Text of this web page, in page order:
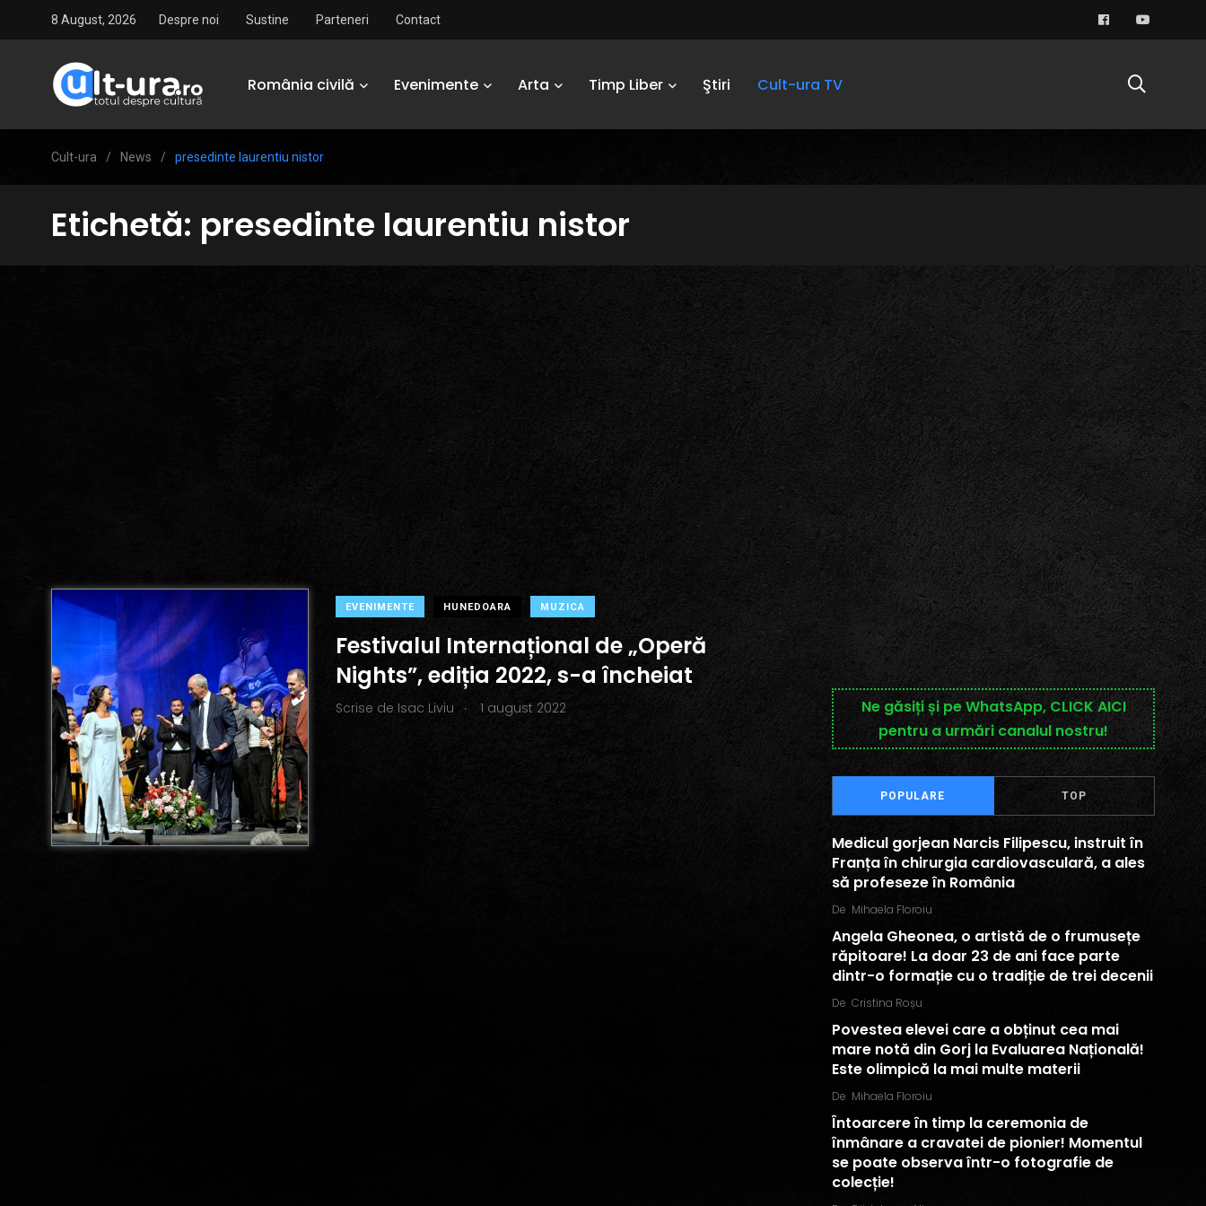
8 August, 2026 Despre noi Sustine Parteneri Contact
România civilă Evenimente Arta Timp Liber Ştiri Cult-ura TV
Cult-ura / News / presedinte laurentiu nistor
Etichetă: presedinte laurentiu nistor
EVENIMENTE HUNEDOARA MUZICA
Festivalul Internațional de „Operă
Nights”, ediția 2022, s-a încheiat
Scrise de Isac Liviu . 1 august 2022
Ne găsiți și pe WhatsApp, CLICK AICI
pentru a urmări canalul nostru!
POPULARE TOP
Medicul gorjean Narcis Filipescu, instruit în
Franța în chirurgia cardiovasculară, a ales
să profeseze în România
De Mihaela Floroiu
Angela Gheonea, o artistă de o frumusețe
răpitoare! La doar 23 de ani face parte
dintr-o formație cu o tradiție de trei decenii
De Cristina Roșu
Povestea elevei care a obținut cea mai
mare notă din Gorj la Evaluarea Națională!
Este olimpică la mai multe materii
De Mihaela Floroiu
Întoarcere în timp la ceremonia de
înmânare a cravatei de pionier! Momentul
se poate observa într-o fotografie de
colecție!